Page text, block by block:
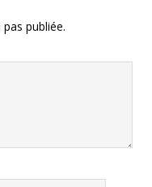
publiée.